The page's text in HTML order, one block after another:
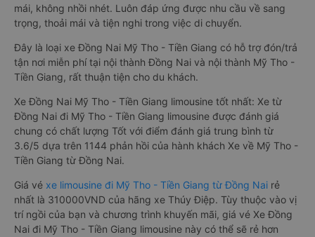
mái, không nhồi nhét. Luôn đáp ứng được nhu cầu về sang
trọng, thoải mái và tiện nghi trong việc di chuyển.
Đây là loại xe Đồng Nai Mỹ Tho - Tiền Giang có hỗ trợ đón/trả
tận nơi miễn phí tại nội thành Đồng Nai và nội thành Mỹ Tho -
Tiền Giang, rất thuận tiện cho du khách.
Xe Đồng Nai Mỹ Tho - Tiền Giang limousine tốt nhất: Xe từ
Đồng Nai đi Mỹ Tho - Tiền Giang limousine được đánh giá
chung có chất lượng Tốt với điểm đánh giá trung bình từ
3.6/5 dựa trên 1144 phản hồi của hành khách Xe về Mỹ Tho -
Tiền Giang từ Đồng Nai.
Giá vé xe limousine đi Mỹ Tho - Tiền Giang từ Đồng Nai rẻ
nhất là 310000VND của hãng xe Thúy Điệp. Tùy thuộc vào vị
trí ngồi của bạn và chương trình khuyến mãi, giá vé Xe Đồng
Nai đi Mỹ Tho - Tiền Giang limousine này có thể sẽ rẻ hơn